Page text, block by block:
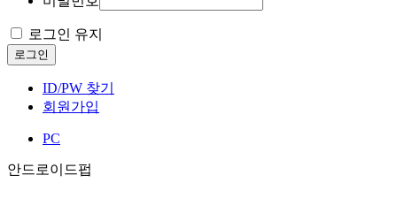
로그인 유지
로그인
ID/PW 찾기
회원가입
PC
안드로이드펍